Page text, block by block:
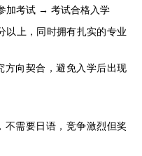
加考试 → 考试合格入学
以上，同时拥有扎实的专业
方向契合，避免入学后出现
不需要日语，竞争激烈但奖